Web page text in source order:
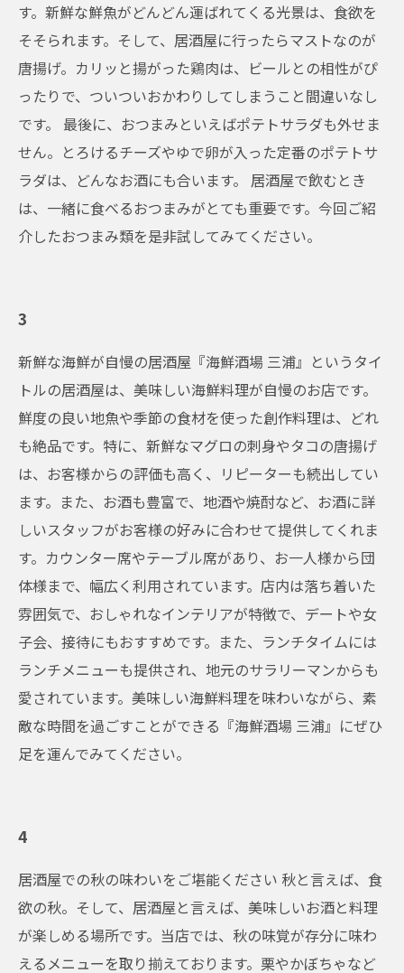
す。新鮮な鮮魚がどんどん運ばれてくる光景は、食欲を
そそられます。そして、居酒屋に行ったらマストなのが
唐揚げ。カリッと揚がった鶏肉は、ビールとの相性がぴ
ったりで、ついついおかわりしてしまうこと間違いなし
です。 最後に、おつまみといえばポテトサラダも外せま
せん。とろけるチーズやゆで卵が入った定番のポテトサ
ラダは、どんなお酒にも合います。 居酒屋で飲むとき
は、一緒に食べるおつまみがとても重要です。今回ご紹
介したおつまみ類を是非試してみてください。
3
新鮮な海鮮が自慢の居酒屋『海鮮酒場 三浦』というタイ
トルの居酒屋は、美味しい海鮮料理が自慢のお店です。
鮮度の良い地魚や季節の食材を使った創作料理は、どれ
も絶品です。特に、新鮮なマグロの刺身やタコの唐揚げ
は、お客様からの評価も高く、リピーターも続出してい
ます。また、お酒も豊富で、地酒や焼酎など、お酒に詳
しいスタッフがお客様の好みに合わせて提供してくれま
す。カウンター席やテーブル席があり、お一人様から団
体様まで、幅広く利用されています。店内は落ち着いた
雰囲気で、おしゃれなインテリアが特徴で、デートや女
子会、接待にもおすすめです。また、ランチタイムには
ランチメニューも提供され、地元のサラリーマンからも
愛されています。美味しい海鮮料理を味わいながら、素
敵な時間を過ごすことができる『海鮮酒場 三浦』にぜひ
足を運んでみてください。
4
居酒屋での秋の味わいをご堪能ください 秋と言えば、食
欲の秋。そして、居酒屋と言えば、美味しいお酒と料理
が楽しめる場所です。当店では、秋の味覚が存分に味わ
えるメニューを取り揃えております。栗やかぼちゃなど